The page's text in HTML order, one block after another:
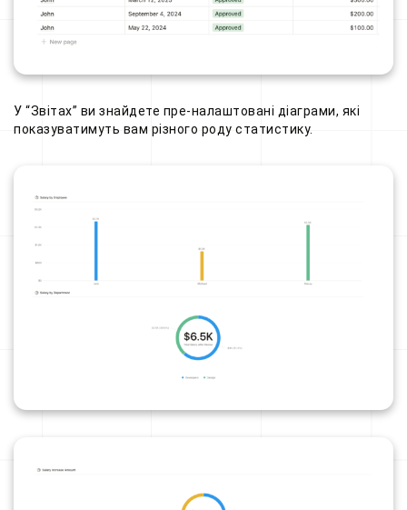
У “Звітах” ви знайдете пре-налаштовані діаграми, які
показуватимуть вам різного роду статистику.